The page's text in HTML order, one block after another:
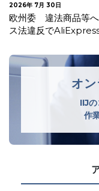
2026年 7月 27日
【更新】EUがAI法一
オ
IIJ
作